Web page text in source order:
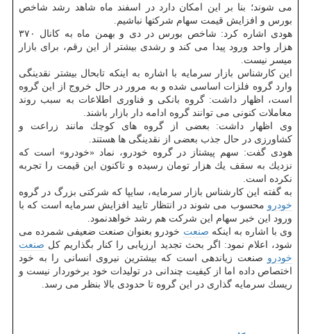
می شوند؛ بنا بر این امكان دارد در اسفند ماه شاهد رشد شاخص
بورس و افزایش قیمت سهام شركتها نباشیم.
هودی اشاره كرد: شاخص بورس در دی و بهمن ماه به كانال ۳۷۰
هزار واحد ورود پیدا می كند و رشدی بیشتر از این رقم، برای بازار
میسر نیست.
این كارشناس بازار سرمایه با اشاره به اینكه تابحال بیشتر نقدینگی
وارد گروه فلزات اساسی شده و به مرور در حال خروج از این گروه
است، اظهار داشت: گروه بانكی و فناوری اطلاعات به سبب روند
معاملات كنونی می توانند گروه ادامه دار بازار باشند.
وی اظهار داشت: بعضی از گروه های كوچك مانند زراعت و
كشاورزی در حال جذب بعضی از نقدینگی ها هستند.
هودی گفت: سهم پیشتاز در گروه خودرو، نماد «خودرو» است كه
نزدیك به سقف یك هزار تومان رسیده و تاكنون این قیمت را تجربه
نكرده است.
به گفته این كارشناس بازار سرمایه، سایپا كه شركتی بزرگ در گروه
خودرو محسوب می شوند در انتظار تایید افزایش سرمایه است كه با
ورود این خبر سهام این شركت هم رشد خواهدنمود.
وی با اشاره به اینكه صنعت خودرو بعنوان صنعت ضعیفی شمرده می
شود، اعلام نمود: اگر بحث تجدید ارزیابی را كنار بگذاریم كل صنعت
خودرو صنعت زیاندهی است كه بیشترین نیروی انسانی را به خود
اختصاص داده اما از كیفیت چندانی در تولیدات خود برخوردار نیست و
ریسك سرمایه گذاری در این گروه تا حدودی بالا بنظر می رسد.